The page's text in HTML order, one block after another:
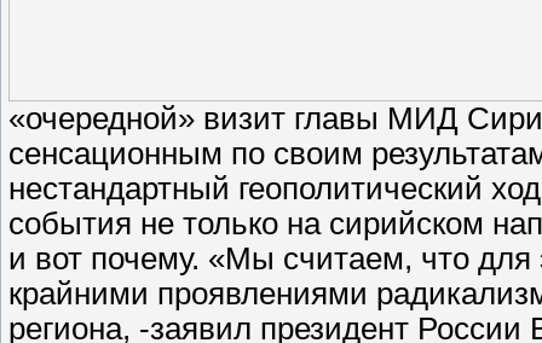
«очередной» визит главы МИД
сенсационным по своим
нестандартный геополитический
события не только на сирийском
и вот почему. «Мы считаем, что
крайними проявлениями
региона, -заявил президент